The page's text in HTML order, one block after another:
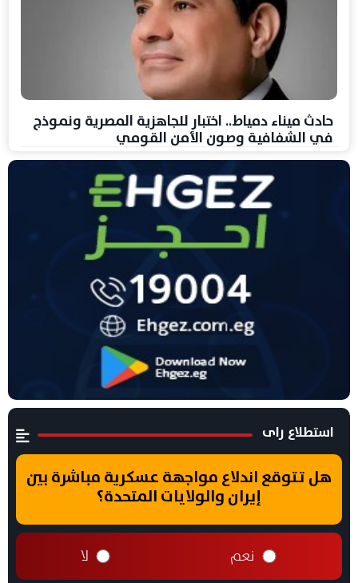
حادث ميناء دمياط.. اختبار للجاهزية المصرية ونموذج
في الشفافية وصون الأمن القومي
استطلاع راى
هل تتوقع اندلاع مواجهة عسكرية مباشرة بين
إيران والولايات المتحدة؟
نعم لا